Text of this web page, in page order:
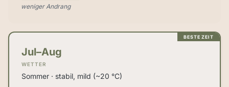
weniger Andrang
BESTE ZEIT
Jul–Aug
WETTER
Sommer · stabil, mild (~20 °C)